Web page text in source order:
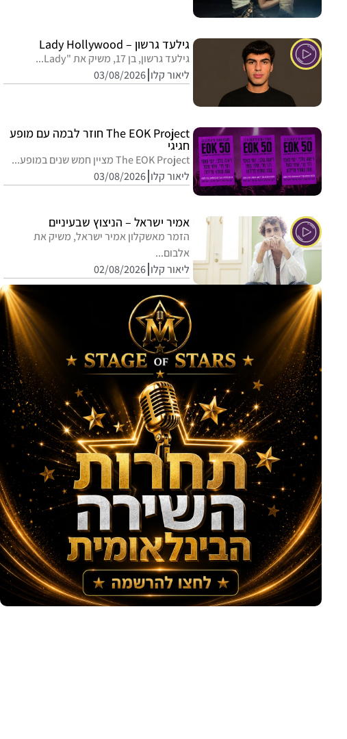
גילעד גרשון – Lady Hollywood
גילעד גרשון, בן 17, משיק את "Lady...
ליאור קלו 03/08/2026
The EOK Project חוזר לבמה עם מופע
חגיגי
The EOK Project מציין חמש שנים במופע...
ליאור קלו 03/08/2026
אמיר ישראל – הניצוץ שבעיניים
הזמר מאשקלון אמיר ישראל, משיק את
אלבום...
ליאור קלו 02/08/2026